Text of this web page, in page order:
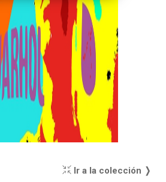
Ir a la colección ❭